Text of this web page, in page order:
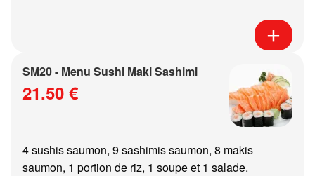
SM20 - Menu Sushi Maki Sashimi
21.50 €
4 sushis saumon, 9 sashimis saumon, 8 makis
saumon, 1 portion de riz, 1 soupe et 1 salade.